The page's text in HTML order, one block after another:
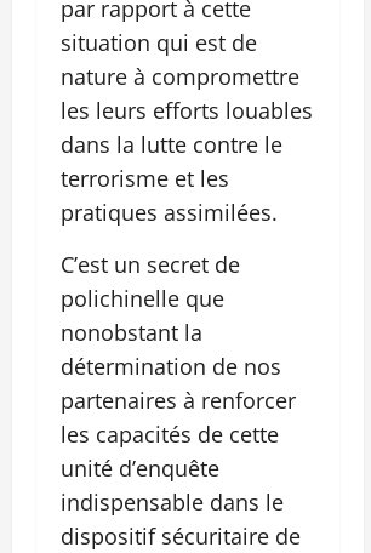
par rapport à cette
situation qui est de
nature à compromettre
les leurs efforts louables
dans la lutte contre le
terrorisme et les
pratiques assimilées.
C’est un secret de
polichinelle que
nonobstant la
détermination de nos
partenaires à renforcer
les capacités de cette
unité d’enquête
indispensable dans le
dispositif sécuritaire de